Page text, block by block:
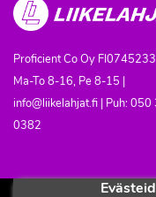
Proficient Co Oy
Ma-To 8-16, Pe 8-15 |
info@liikelahjat.fi | Puh: 050
0382